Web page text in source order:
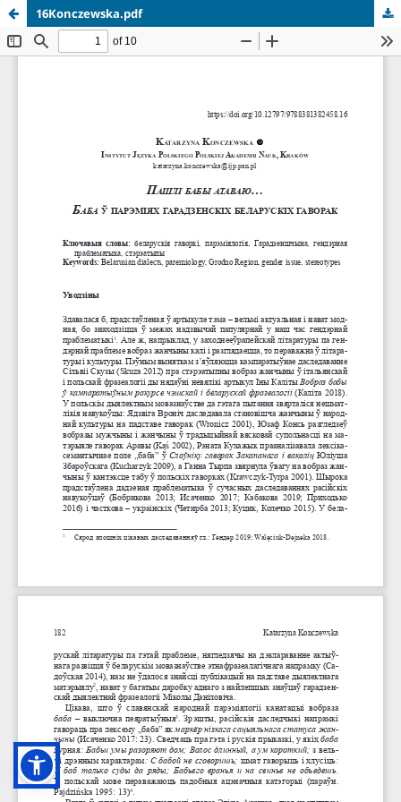
16Konczewska.pdf